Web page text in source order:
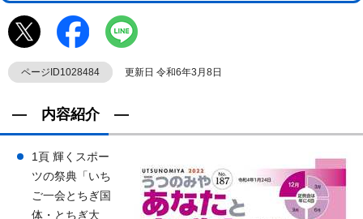
ページID1028484 更新日 令和6年3月8日
― 内容紹介 ―
1頁 輝くスポー
ツの祭典「いち
ご一会とちぎ国
体・とちぎ大